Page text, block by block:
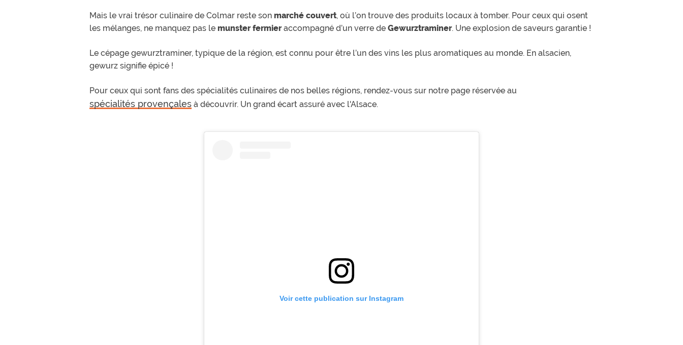
Mais le vrai trésor culinaire de Colmar reste son marché couvert, où l’on trouve des produits locaux à tomber. Pour ceux qui osent
les mélanges, ne manquez pas le munster fermieraccompagné d’un verre de Gewurztraminer. Une explosion de saveurs garantie !
Le cépage gewurztraminer, typique de la région, est connu pour être l’un des vins les plus aromatiques au monde. En alsacien,
gewurz signifie épicé !
Pour ceux qui sont fans des spécialités culinaires de nos belles régions, rendez-vous sur notre page réservée au
spécialités provençales à découvrir. Un grand écart assuré avec l'Alsace.
Voir cette publication sur Instagram